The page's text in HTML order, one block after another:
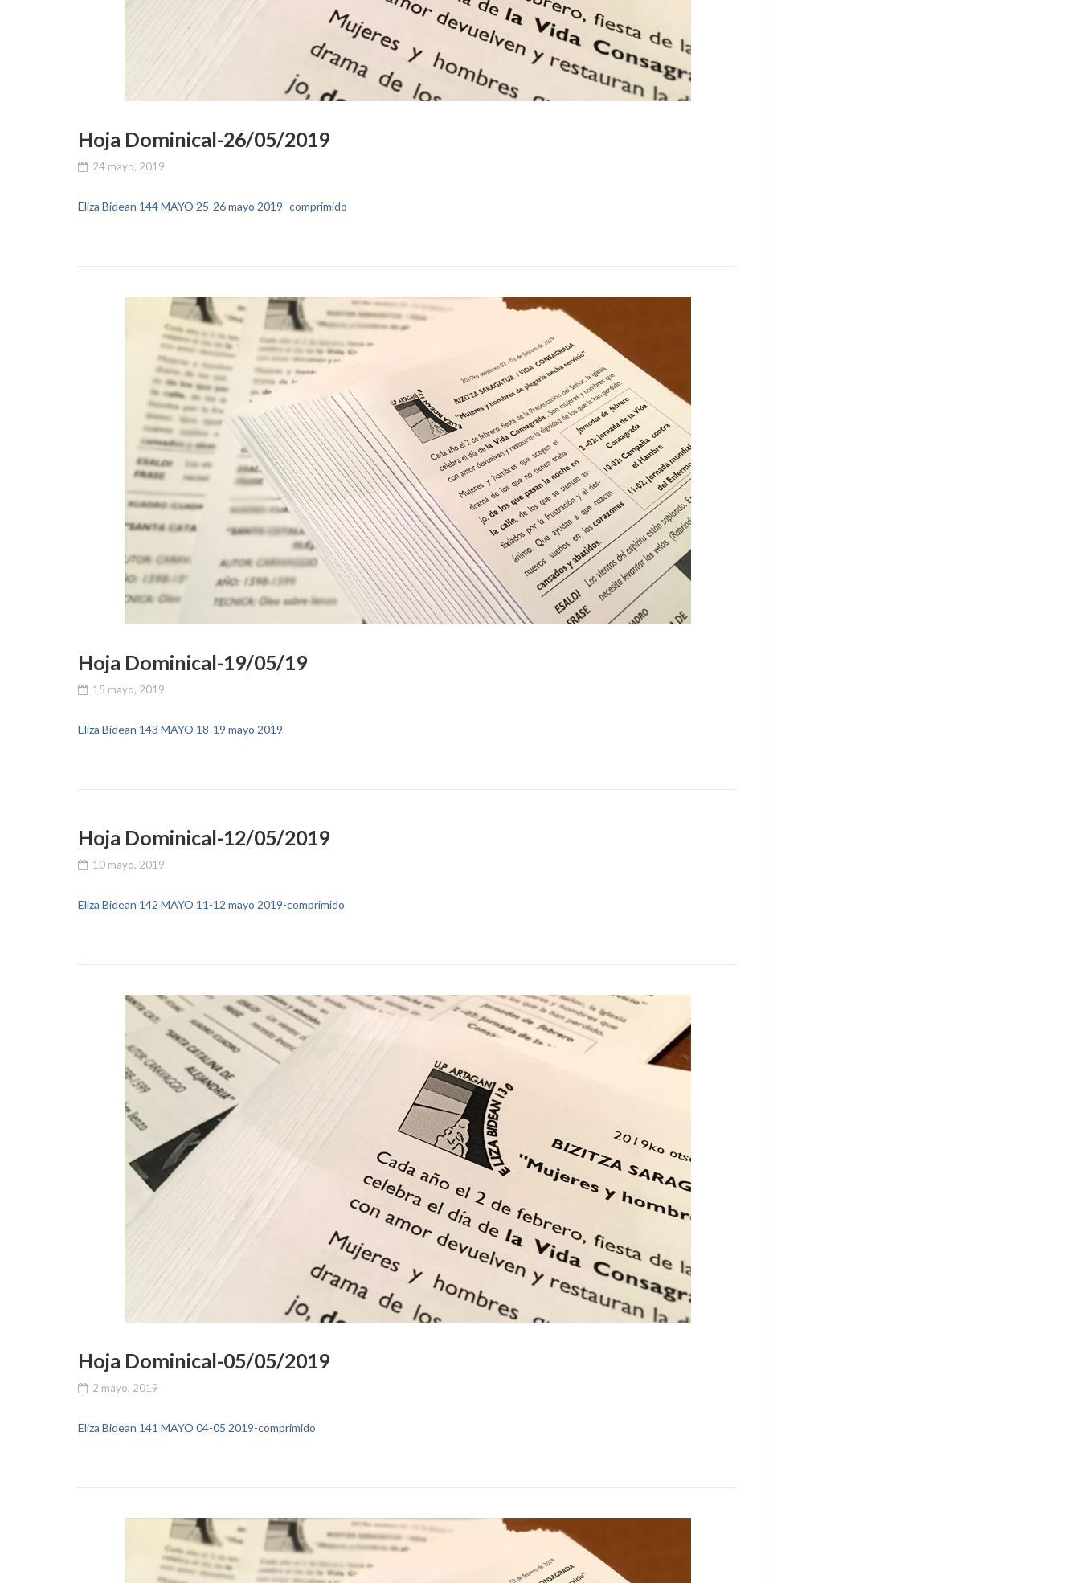
Hoja Dominical-26/05/2019
24 mayo, 2019
Eliza Bidean 144 MAYO 25-26 mayo 2019 -comprimido
Hoja Dominical-19/05/19
15 mayo, 2019
Eliza Bidean 143 MAYO 18-19 mayo 2019
Hoja Dominical-12/05/2019
10 mayo, 2019
Eliza Bidean 142 MAYO 11-12 mayo 2019-comprimido
Hoja Dominical-05/05/2019
2 mayo, 2019
Eliza Bidean 141 MAYO 04-05 2019-comprimido